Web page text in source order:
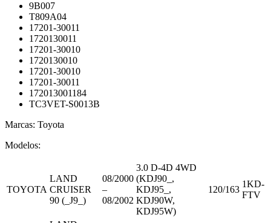
9B007
T809A04
17201-30011
1720130011
17201-30010
1720130010
17201-30010
17201-30011
172013001184
TC3VET-S0013B
Marcas: Toyota
Modelos:
TOYOTA
LAND
CRUISER
90 (_J9_)
08/2000
–
08/2002
3.0 D-4D 4WD
(KDJ90_,
KDJ95_,
KDJ90W,
KDJ95W)
120/163
1KD-
FTV